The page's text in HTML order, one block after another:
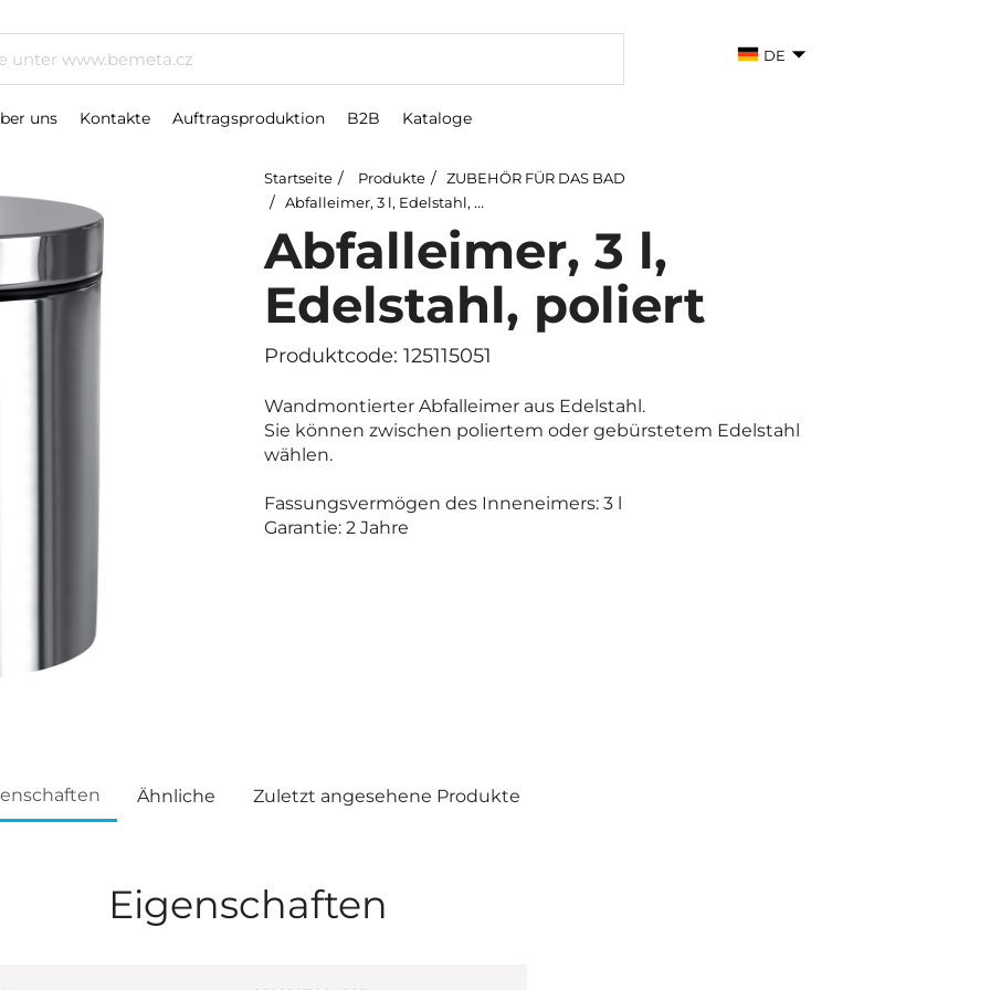
uns Kontakte Auftragsproduktion B2B Kataloge
DE
Startseite Produkte
ZUBEHÖR FÜR DAS BAD
Abfalleimer, 3 l, Edelstahl, poliert
Abfalleimer, 3 l,
Edelstahl, poliert
Produktcode: 125115051
Wandmontierter Abfalleimer aus Edelstahl.
Sie können zwischen poliertem oder gebürstetem Edelstahl
wählen.
Fassungsvermögen des Inneneimers: 3 l
Garantie: 2 Jahre
Ähnliche Zuletzt angesehene Produkte
Eigenschaften